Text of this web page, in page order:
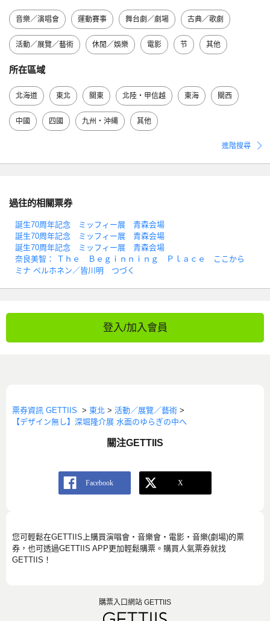
音樂／演唱會 運動賽事 舞台劇／劇場 古典／歌劇
活動／展覽／藝術 休閒／娛樂 電影 节 其他
所在區域
北海道 東北 關東 北陸・甲信越 東海 關西
中國 四國 九州・沖縄 其他
進階搜尋
過往的相關票券
誕生70周年記念 ミッフィー展 青森会場
誕生70周年記念 ミッフィー展 青森会場
誕生70周年記念 ミッフィー展 青森会場
奈良美智： Ｔｈｅ Ｂｅｇｉｎｎｉｎｇ Ｐｌａｃｅ ここから
ミナ ペルホネン／皆川明 つづく
登入/加入會員
票券資訊 GETTIIS > 東北 > 活動／展覽／藝術 >
【デザイン無し】深堀隆介展 水面のゆらぎの中へ
關注GETTIIS
您可輕鬆在GETTIIS上購買演唱會・音樂會・電影・音樂(劇場)的票
券，也可透過GETTIIS APP更加輕鬆購票。購買人氣票券就找
GETTIIS！
購票入口網站 GETTIIS